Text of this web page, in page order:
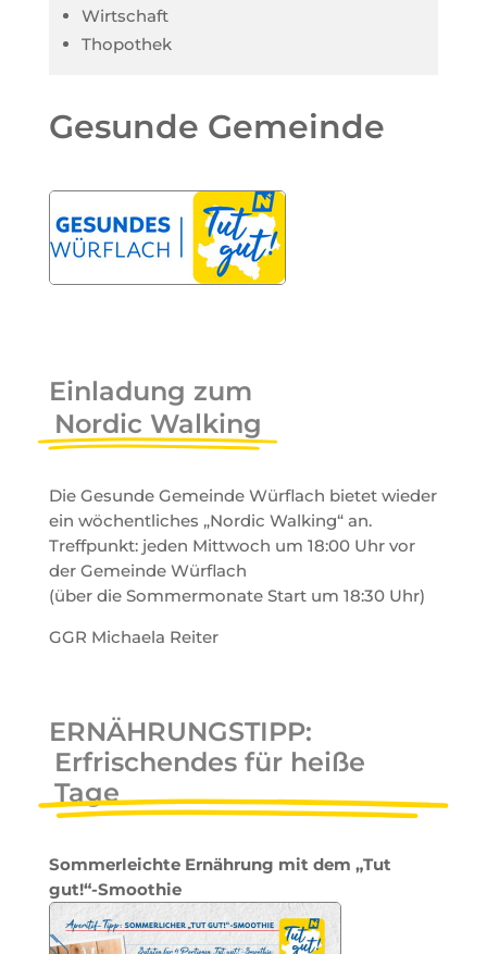
Wirtschaft
Thopothek
Gesunde Gemeinde
Einladung zum
Nordic Walking
Die Gesunde Gemeinde Würflach bietet wieder
ein wöchentliches „Nordic Walking“ an.
Treffpunkt: jeden Mittwoch um 18:00 Uhr vor
der Gemeinde Würflach
(über die Sommermonate Start um 18:30 Uhr)
GGR Michaela Reiter
ERNÄHRUNGSTIPP:
Erfrischendes für heiße
Tage
Sommerleichte Ernährung mit dem „Tut
gut!“-Smoothie